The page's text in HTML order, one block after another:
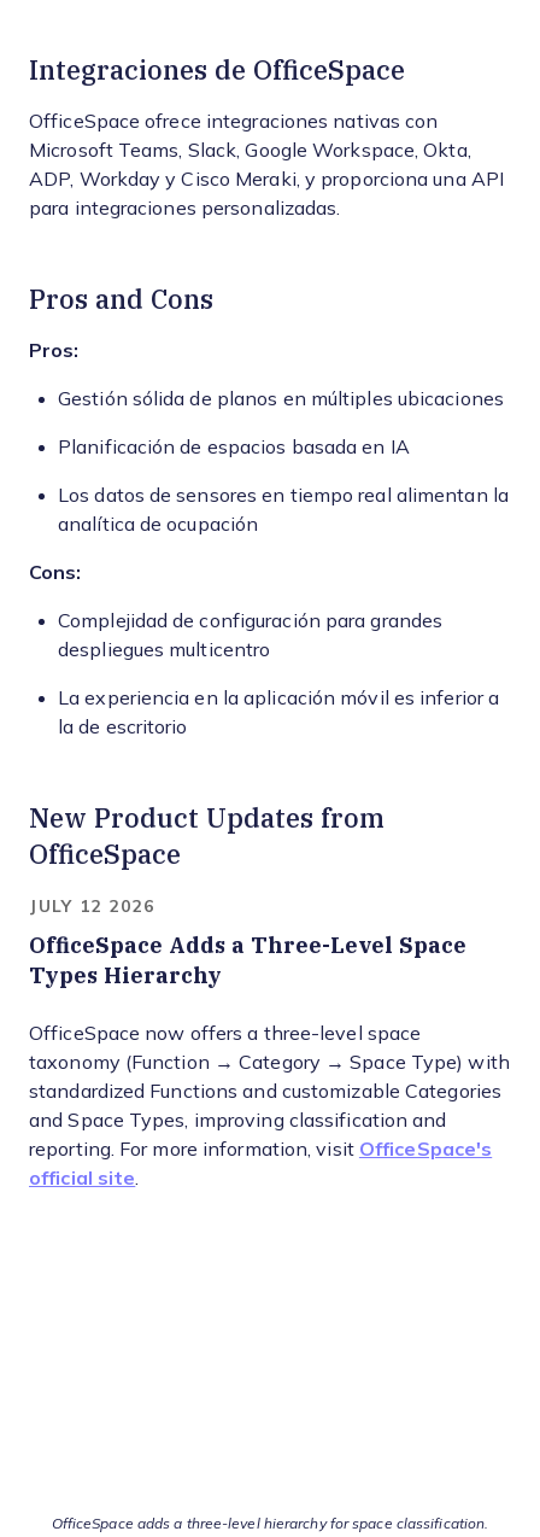
Integraciones de OfficeSpace
OfficeSpace ofrece integraciones nativas con
Microsoft Teams, Slack, Google Workspace, Okta,
ADP, Workday y Cisco Meraki, y proporciona una API
para integraciones personalizadas.
Pros and Cons
Pros:
Gestión sólida de planos en múltiples ubicaciones
Planificación de espacios basada en IA
Los datos de sensores en tiempo real alimentan la
analítica de ocupación
Cons:
Complejidad de configuración para grandes
despliegues multicentro
La experiencia en la aplicación móvil es inferior a
la de escritorio
New Product Updates from
OfficeSpace
OfficeSpace adds a three-level hierarchy for space classification.
JULY 12 2026
OfficeSpace Adds a Three-Level Space
Types Hierarchy
OfficeSpace now offers a three-level space
taxonomy (Function → Category → Space Type) with
standardized Functions and customizable Categories
and Space Types, improving classification and
reporting. For more information, visit OfficeSpace's
official site